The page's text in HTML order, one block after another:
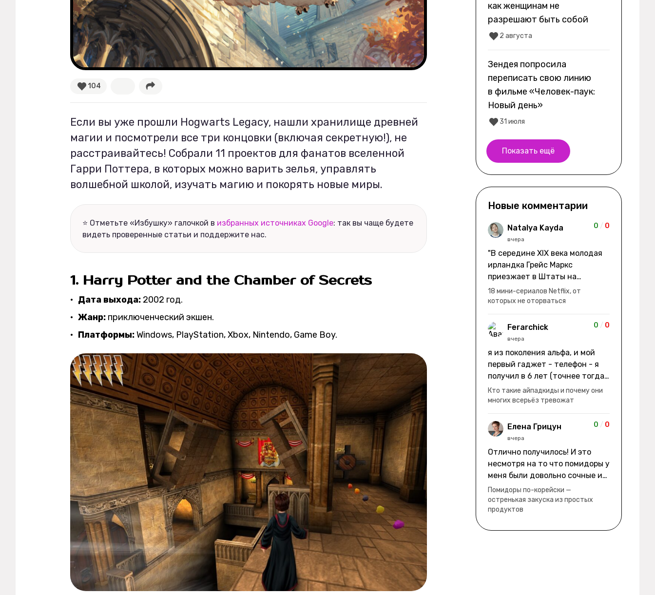
Секспросвет
Великие женщины
Ваши истории
104
Если вы уже прошли Hogwarts Legacy, нашли хранилище древней
магии и посмотрели все три концовки (включая секретную!), не
расстраивайтесь! Собрали 11 проектов для фанатов вселенной
Гарри Поттера, в которых можно варить зелья, управлять
волшебной школой, изучать магию и покорять новые миры.
⭐ Отметьте «Избушку» галочкой в избранных источниках Google: так вы чаще будете
видеть проверенные статьи и поддержите нас.
1. Harry Potter and the Chamber of Secrets
Дата выхода: 2002 год.
Жанр: приключенческий экшен.
Платформы:Windows, PlayStation, Xbox, Nintendo, Game Boy.
как женщинам не
разрешают быть собой
2 августа
Зендея попросила
переписать свою линию
в фильме «Человек-паук:
Новый день»
31 июля
Показать ещё
Новые комментарии
Natalya Kayda
вчера
0 / 0
"В середине XIX века молодая
ирландка Грейс Маркс
приезжает в Штаты на
заработки" не на заработки -
она иммигрирует с семьей и не
в США, а в Канаду "заниматься
сексом ради удовольствия, а
не для зачатия" - героиня уже
ее побега из общины. не в
первый раз замечаю такие
косяки. с ИИ пишете? :)
18 мини-сериалов Netflix, от
которых не оторваться
Ferarchick
вчера
0 / 0
я из поколения альфа, и мой
первый гаджет - телефон - я
получил в 6 лет (точнее тогда
мне уже было почти 7), потом
его отобрали и я просто
смотрел телик, потом мне
подарили ноутбук, который у
меня до сих пор. ну а в этом
уже другую модель т.к та была
старая и пароль я от него
забыл
Кто такие айпадкиды и почему они
многих всерьёз тревожат
Елена Грицун
вчера
0 / 0
Отлично получилось! И это
несмотря на то что помидоры у
меня были довольно сочные и
водянистые. Ну, зато теперь
полно острой салатной жижи ))
Помидоры по-корейски —
остренькая закуска из простых
продуктов